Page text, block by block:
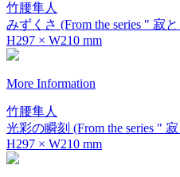
竹腰隼人
みずくさ (From the series " 寂
H297 × W210 mm
More Information
竹腰隼人
光彩の瞬刻 (From the series "
H297 × W210 mm